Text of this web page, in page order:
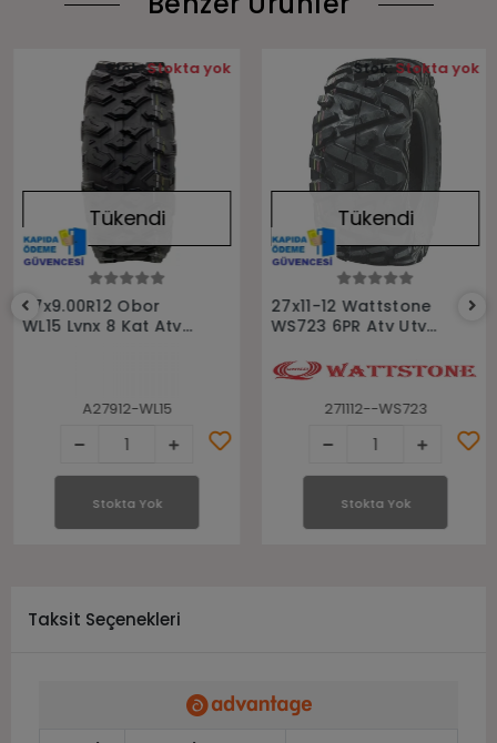
Stokta Yok
Tükendi
27x9.00R12 Obor
WL15 Lynx 8 Kat Atv
A27912-WL15
Stok:Stokta yok
Stokta Yok
Stokta Yok
Tükendi
27x11-12 Wattstone
WS723 6PR Atv Utv
271112--WS723
Stok:Stokta yok
Stokta Yok
Taksit Seçenekleri